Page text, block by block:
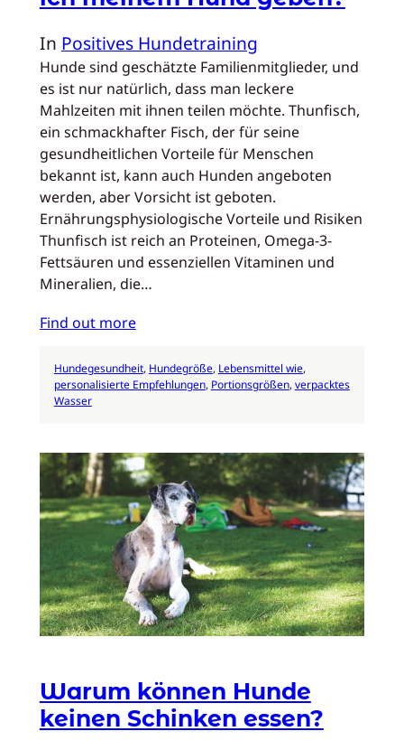
In Positives Hundetraining
Hunde sind geschätzte Familienmitglieder, und
es ist nur natürlich, dass man leckere
Mahlzeiten mit ihnen teilen möchte. Thunfisch,
ein schmackhafter Fisch, der für seine
gesundheitlichen Vorteile für Menschen
bekannt ist, kann auch Hunden angeboten
werden, aber Vorsicht ist geboten.
Ernährungsphysiologische Vorteile und Risiken
Thunfisch ist reich an Proteinen, Omega-3-
Fettsäuren und essenziellen Vitaminen und
Mineralien, die…
Find out more
Hundegesundheit, Hundegröße, Lebensmittel wie
personalisierte Empfehlungen, Portionsgrößen, verpacktes
Wasser
Warum können Hunde
keinen Schinken essen?